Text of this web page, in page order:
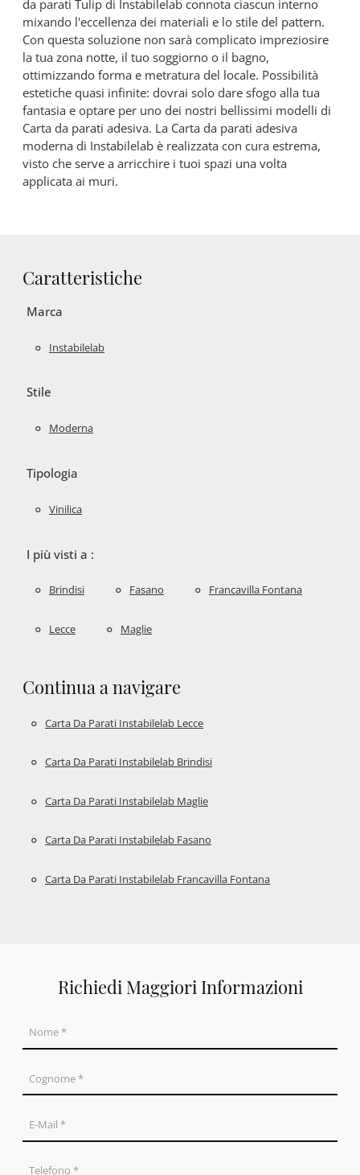
da parati Tulip di Instabilelab connota ciascun interno
mixando l'eccellenza dei materiali e lo stile del pattern.
Con questa soluzione non sarà complicato impreziosire
la tua zona notte, il tuo soggiorno o il bagno,
ottimizzando forma e metratura del locale. Possibilità
estetiche quasi infinite: dovrai solo dare sfogo alla tua
fantasia e optare per uno dei nostri bellissimi modelli di
Carta da parati adesiva. La Carta da parati adesiva
moderna di Instabilelab è realizzata con cura estrema,
visto che serve a arricchire i tuoi spazi una volta
applicata ai muri.
Caratteristiche
Marca
Instabilelab
Stile
Moderna
Tipologia
Vinilica
I più visti a :
Brindisi Fasano Francavilla Fontana
Lecce Maglie
Continua a navigare
Carta Da Parati Instabilelab Lecce
Carta Da Parati Instabilelab Brindisi
Carta Da Parati Instabilelab Maglie
Carta Da Parati Instabilelab Fasano
Carta Da Parati Instabilelab Francavilla Fontana
Richiedi Maggiori Informazioni